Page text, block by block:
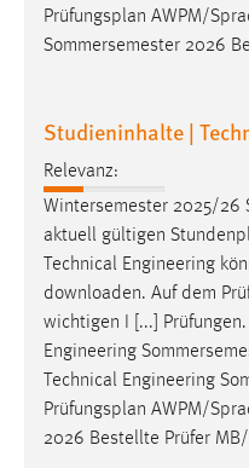
Prüfungsplan AWPM/
Sommersemester 2026
Studieninhalte |
Relevanz:
Wintersemester 2025/26
aktuell gültigen
Technical Engineering
downloaden. Auf dem
wichtigen I [...]
Engineering
Technical Engineering
Prüfungsplan AWPM/
2026 Bestellte Prüfer MB/